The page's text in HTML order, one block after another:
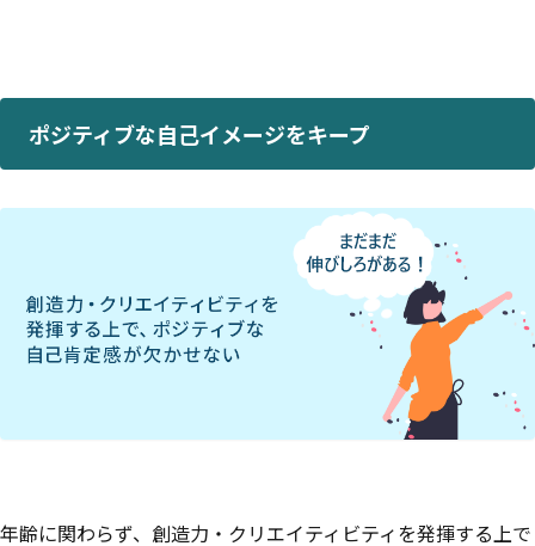
ポジティブな自己イメージをキープ
年齢に関わらず、創造力・クリエイティビティを発揮する上で